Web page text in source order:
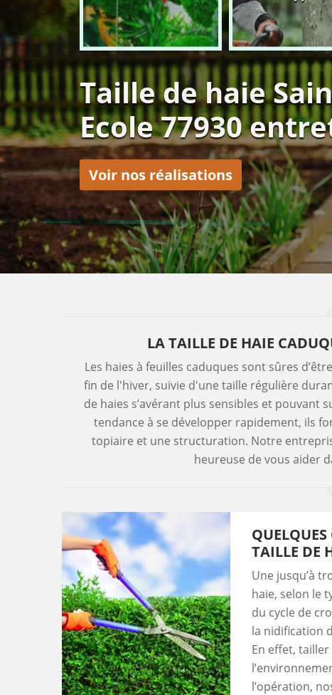
Taille de haie
Ecole 77930
Voir nos réalisations
LA TAILLE DE HAIE
Les haies à feuilles caduques sont sûres
fin de l'hiver, suivie d'une taille régulière
de haies s’avérant plus sensibles et pouvant
tendance à se développer rapidement, ils
topiaire et une structuration. Notre
heureuse de vous aider
QUELQUES
TAILLE DE
Une jusqu’à
haie, selon le
du cycle de
la nidification
En effet,
l’opération,